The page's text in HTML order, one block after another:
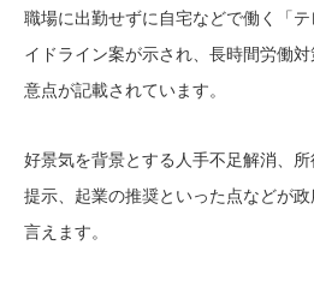
職場に出勤せずに自宅などで働く「
イドライン案が示され、長時間労働
意点が記載されています。
好景気を背景とする人手不足解消、
提示、起業の推奨といった点などが
言えます。